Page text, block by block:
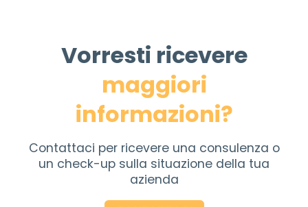
Vorresti ricevere
maggiori
informazioni?
Contattaci per ricevere una consulenza o
un check-up sulla situazione della tua
azienda